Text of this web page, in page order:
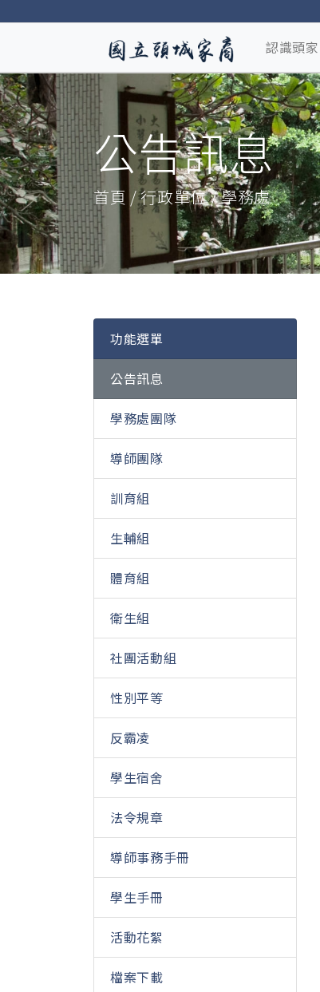
認識頭家
公告訊息
首頁 / 行政單位 / 學務處
功能選單
公告訊息
學務處團隊
導師團隊
訓育組
生輔組
體育組
衛生組
社團活動組
性別平等
反霸凌
學生宿舍
法令規章
導師事務手冊
學生手冊
活動花絮
檔案下載